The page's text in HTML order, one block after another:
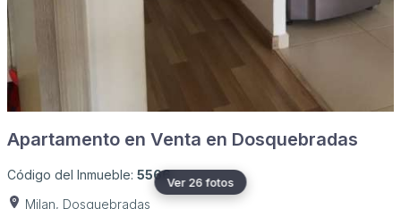
Ver 26 fotos
Apartamento en Venta en Dosquebradas
Código del Inmueble: 5566
Milan, Dosquebradas